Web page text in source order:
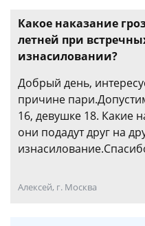
Какое наказание
летней при
изнасиловании?
Добрый день,
причине
16, девушке 18. Какие
они подадут друг на
Алексей, г. Москва